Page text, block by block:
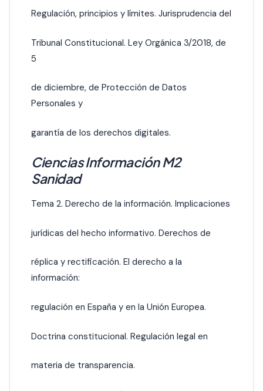
Regulación, principios y límites. Jurisprudencia del
Tribunal Constitucional. Ley Orgánica 3/2018, de
5
de diciembre, de Protección de Datos
Personales y
garantía de los derechos digitales.
Ciencias Información M2
Sanidad
Tema 2. Derecho de la información. Implicaciones
jurídicas del hecho informativo. Derechos de
réplica y rectificación. El derecho a la
información:
regulación en España y en la Unión Europea.
Doctrina constitucional. Regulación legal en
materia de transparencia.